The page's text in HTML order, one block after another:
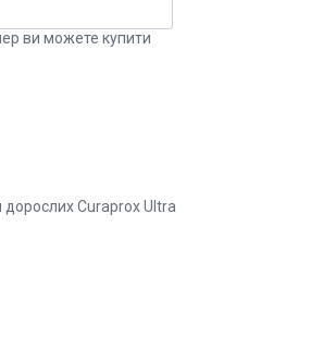
ви можете купити
дорослих Curaprox Ultra